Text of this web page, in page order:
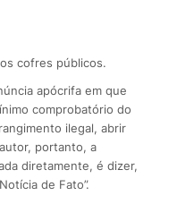
cofres públicos.
apócrifa em que
comprobatório do
ilegal, abrir
portanto, a
diretamente, é dizer,
de Fato”.